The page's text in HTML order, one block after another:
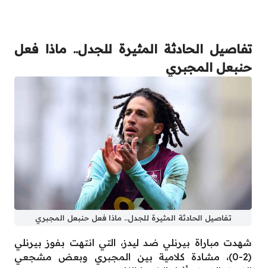
تفاصيل الحادثة المثيرة للجدل.. ماذا فعل
حنبعل المجبري
تفاصيل الحادثة المثيرة للجدل.. ماذا فعل حنبعل المجبري
شهدت مباراة بيرنلي ضد ليدز، التي انتهت بفوز بيرنلي
(2-0)، مشادة كلامية بين المجبري وبعض مشجعي